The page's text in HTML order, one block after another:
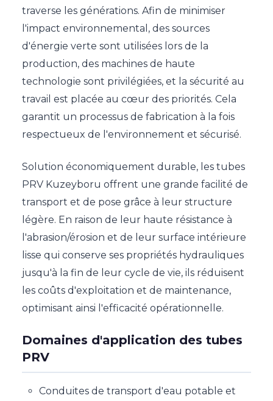
traverse les générations. Afin de minimiser
l'impact environnemental, des sources
d'énergie verte sont utilisées lors de la
production, des machines de haute
technologie sont privilégiées, et la sécurité au
travail est placée au cœur des priorités. Cela
garantit un processus de fabrication à la fois
respectueux de l'environnement et sécurisé.
Solution économiquement durable, les tubes
PRV Kuzeyboru offrent une grande facilité de
transport et de pose grâce à leur structure
légère. En raison de leur haute résistance à
l'abrasion/érosion et de leur surface intérieure
lisse qui conserve ses propriétés hydrauliques
jusqu'à la fin de leur cycle de vie, ils réduisent
les coûts d'exploitation et de maintenance,
optimisant ainsi l'efficacité opérationnelle.
Domaines d'application des tubes
PRV
Conduites de transport d'eau potable et